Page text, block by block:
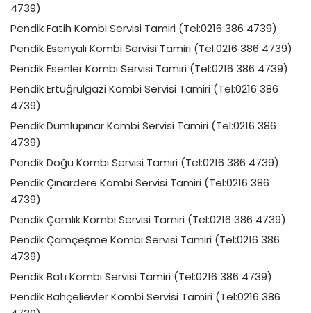
4739)
Pendik Fatih Kombi Servisi Tamiri (Tel:0216 386 4739)
Pendik Esenyalı Kombi Servisi Tamiri (Tel:0216 386 4739)
Pendik Esenler Kombi Servisi Tamiri (Tel:0216 386 4739)
Pendik Ertuğrulgazi Kombi Servisi Tamiri (Tel:0216 386
4739)
Pendik Dumlupınar Kombi Servisi Tamiri (Tel:0216 386
4739)
Pendik Doğu Kombi Servisi Tamiri (Tel:0216 386 4739)
Pendik Çınardere Kombi Servisi Tamiri (Tel:0216 386
4739)
Pendik Çamlık Kombi Servisi Tamiri (Tel:0216 386 4739)
Pendik Çamçeşme Kombi Servisi Tamiri (Tel:0216 386
4739)
Pendik Batı Kombi Servisi Tamiri (Tel:0216 386 4739)
Pendik Bahçelievler Kombi Servisi Tamiri (Tel:0216 386